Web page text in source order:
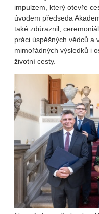
impulzem, který otevře
úvodem předseda
také zdůraznil,
práci úspěšných vědců a
mimořádných výsledků i
životní cesty.